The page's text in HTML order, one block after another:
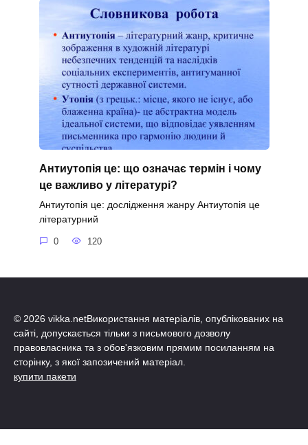
Антиутопія це: що означає термін і чому
це важливо у літературі?
Антиутопія це: дослідження жанру Антиутопія це
літературний
0 120
© 2026 vikka.netВикористання матеріалів, опублікованих на
сайті, допускається тільки з письмового дозволу
правовласника та з обов'язковим прямим посиланням на
сторінку, з якої запозичений матеріал.
купити пакети